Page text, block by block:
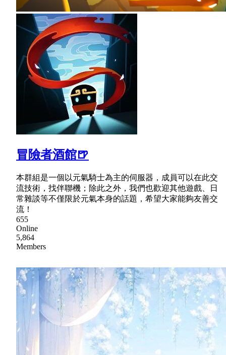
冒險者酒館🍺
本群組是一個以元氣騎士為主的伺服器，成員可以在此交
流技術，找伴聯機；除此之外，我們也歡迎其他遊戲、日
常雜談等不僅限於元氣本身的話題，希望大家能夠友善交
流！
655
Online
5,864
Members